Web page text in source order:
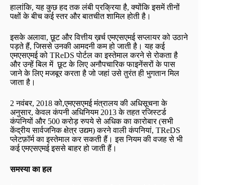
हालांकि, यह कुछ हद तक लंबी प्रक्रिया है, क्योंकि इसमें तीनों
पक्षों के बीच कई स्तर और बातचीत शामिल होती है।
इसके अलावा, छूट और वित्तीय ख़र्च एमएसएमई सप्लायर को उठाने
पड़ते हैं, जिससे उनकी आमदनी कम हो जाती है। यह कई
एमएसएमई को TReDS पोर्टल का इस्तेमाल करने से रोकता है
और उन्हें बिल में छूट के लिए अनौपचारिक फाइनेंसरों के पास
जाने के लिए मजबूर करता है जो जहां उसे तुरंत ही भुगतान मिल
जाता है।
2 नवंबर, 2018 को,एमएसएमई मंत्रालय की अधिसूचना के
अनुसार, केवल कंपनी अधिनियम 2013 के तहत रजिस्टर्ड
कंपनियों और 500 करोड़ रुपये से अधिक का कारोबार (सभी
केंद्रीय सार्वजनिक क्षेत्र उद्यम) करने वाली कंपनियां, TReDS
प्लेटफ़ॉर्म का इस्तेमाल कर सकती हैं। इस नियम की वजह से भी
कई एमएसएमई इससे बाहर हो जाती हैं।
समस्या का हल